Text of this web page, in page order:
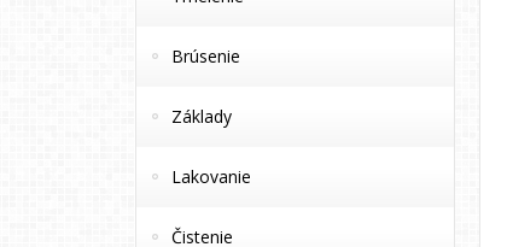
Brúsenie
Základy
Lakovanie
Čistenie